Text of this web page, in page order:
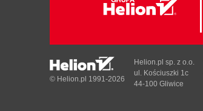
© Helion.pl 1991-2026
Helion.pl sp. z o.o.
ul. Kościuszki 1c
44-100 Gliwice